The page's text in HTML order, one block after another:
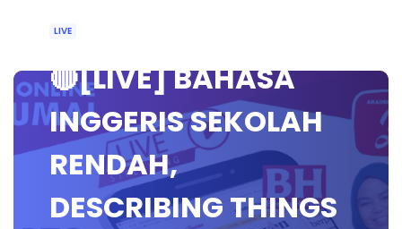
LIVE
🔴[LIVE] BAHASA
INGGERIS SEKOLAH
RENDAH,
DESCRIBING THINGS